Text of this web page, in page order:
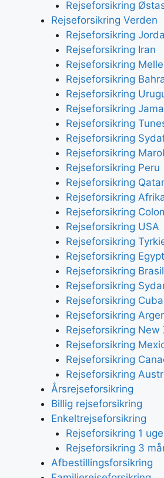
Rejseforsikring
Rejseforsikring Verden
Rejseforsikring
Rejseforsikring Iran
Rejseforsikring
Rejseforsikring
Rejseforsikring
Rejseforsikring
Rejseforsikring
Rejseforsikring
Rejseforsikring
Rejseforsikring Peru
Rejseforsikring Qatar
Rejseforsikring
Rejseforsikring
Rejseforsikring USA
Rejseforsikring
Rejseforsikring
Rejseforsikring
Rejseforsikring
Rejseforsikring Cuba
Rejseforsikring
Rejseforsikring New
Rejseforsikring
Rejseforsikring
Rejseforsikring
Årsrejseforsikring
Billig rejseforsikring
Enkeltrejseforsikring
Rejseforsikring 1 uge
Rejseforsikring 3
Afbestillingsforsikring